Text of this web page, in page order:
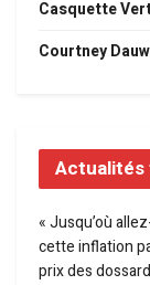
Casquette
Courtney
Actualités
« Jusqu’où
cette inflation
prix des